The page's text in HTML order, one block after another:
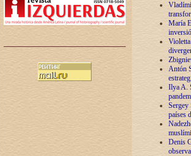
María
Antón
Ilya A.
Sergey
países
Denis